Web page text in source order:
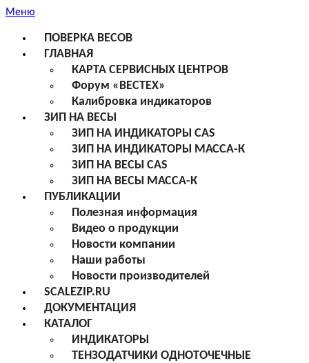
Меню
ПОВЕРКА ВЕСОВ
ГЛАВНАЯ
КАРТА СЕРВИСНЫХ ЦЕНТРОВ
Форум «ВЕСТЕХ»
Калибровка индикаторов
ЗИП НА ВЕСЫ
ЗИП НА ИНДИКАТОРЫ CAS
ЗИП НА ИНДИКАТОРЫ МАССА-К
ЗИП НА ВЕСЫ CAS
ЗИП НА ВЕСЫ МАССА-К
ПУБЛИКАЦИИ
Полезная информация
Видео о продукции
Новости компании
Наши работы
Новости производителей
SCALEZIP.RU
ДОКУМЕНТАЦИЯ
КАТАЛОГ
ИНДИКАТОРЫ
ТЕНЗОДАТЧИКИ ОДНОТОЧЕЧНЫЕ